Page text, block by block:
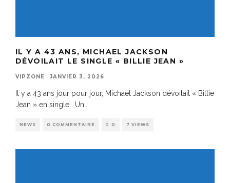
IL Y A 43 ANS, MICHAEL JACKSON
DÉVOILAIT LE SINGLE « BILLIE JEAN »
VIPZONE · JANVIER 3, 2026
Il y a 43 ans jour pour jour, Michael Jackson dévoilait « Billie
Jean » en single. Un
NEWS 0 COMMENTAIRE 0 7 VIEWS